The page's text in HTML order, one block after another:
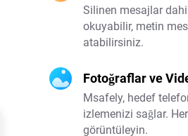
Silinen mesajlar
okuyabilir, metin
atabilirsiniz.
Fotoğraflar ve
Msafely, hedef
izlemenizi sağlar.
görüntüleyin.